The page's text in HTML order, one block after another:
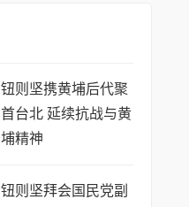
钮则坚携黄埔后代聚
首台北 延续抗战与黄
埔精神
钮则坚拜会国民党副